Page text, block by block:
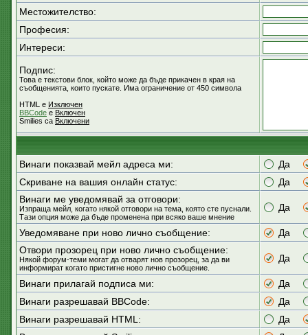
Местожителство:
Професия:
Интереси:
Подпис:
Това е текстови блок, който може да бъде прикачен в края на
съобщенията, които пускате. Има ограничение от 450 символа
HTML е Изключен
BBCode е Включен
Smilies са Включени
Винаги показвай мейл адреса ми:
Да
Скриване на вашия онлайн статус:
Да
Винаги ме уведомявай за отговори:
Изпраща мейл, когато някой отговори на тема, която сте пуснали.
Тази опция може да бъде променена при всяко ваше мнение
Да
Уведомяване при ново лично съобщение:
Да
Отвори прозорец при ново лично съобщение:
Някой форум-теми могат да отварят нов прозорец, за да ви
информират когато пристигне ново лично съобщение.
Да
Винаги прилагай подписа ми:
Да
Винаги разрешавай BBCode:
Да
Винаги разрешавай HTML:
Да